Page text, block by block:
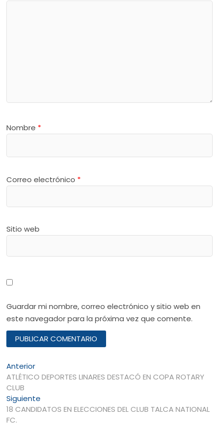
Nombre *
Correo electrónico *
Sitio web
Guardar mi nombre, correo electrónico y sitio web en
este navegador para la próxima vez que comente.
Navegación
de
entradas
AnteriorEntrada
anterior:
ATLÉTICO DEPORTES LINARES DESTACÓ EN COPA ROTARY
CLUB
Siguiente
siguiente:
18 CANDIDATOS EN ELECCIONES DEL CLUB TALCA NATIONAL
FC.